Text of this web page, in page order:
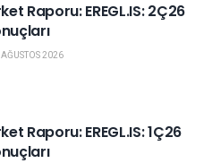
Raporu: EREGL.IS: 2Ç26
2026
Raporu: EREGL.IS: 1Ç26